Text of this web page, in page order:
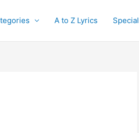
A to Z Lyrics Special